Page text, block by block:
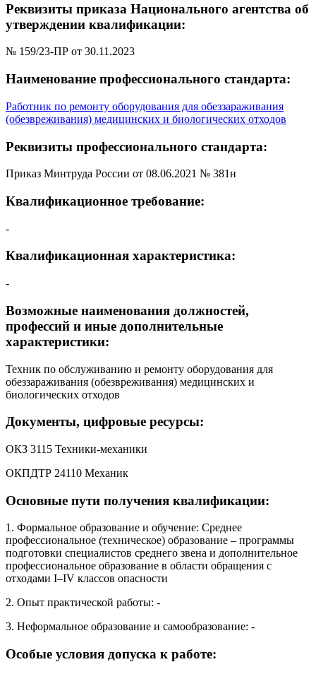
Реквизиты приказа Национального агентства об
утверждении квалификации:
№ 159/23-ПР от 30.11.2023
Наименование профессионального стандарта:
Работник по ремонту оборудования для обеззараживания
(обезвреживания) медицинских и биологических отходов
Реквизиты профессионального стандарта:
Приказ Минтруда России от 08.06.2021 № 381н
Квалификационное требование:
-
Квалификационная характеристика:
-
Возможные наименования должностей,
профессий и иные дополнительные
характеристики:
Техник по обслуживанию и ремонту оборудования для
обеззараживания (обезвреживания) медицинских и
биологических отходов
Документы, цифровые ресурсы:
ОКЗ 3115 Техники-механики
ОКПДТР 24110 Механик
Основные пути получения квалификации:
1. Формальное образование и обучение: Среднее
профессиональное (техническое) образование – программы
подготовки специалистов среднего звена и дополнительное
профессиональное образование в области обращения с
отходами I–IV классов опасности
2. Опыт практической работы: -
3. Неформальное образование и самообразование: -
Особые условия допуска к работе: